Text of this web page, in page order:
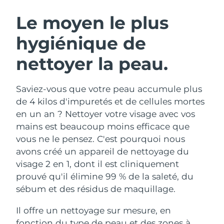
Le moyen le plus
hygiénique de
nettoyer la peau.
Saviez-vous que votre peau accumule plus
de 4 kilos d'impuretés et de cellules mortes
en un an ? Nettoyer votre visage avec vos
mains est beaucoup moins efficace que
vous ne le pensez. C'est pourquoi nous
avons créé un appareil de nettoyage du
visage 2 en 1, dont il est cliniquement
prouvé qu'il élimine 99 % de la saleté, du
sébum et des résidus de maquillage.
Il offre un nettoyage sur mesure, en
Nettoyage du visage
Anti-aging massage
LUNA™ 4 Plus
Massage, LED heating
LUNA™ 4 Men
For men, anti-aging massage
Lifting
Microcurrent toning
BEAR™ 2 go
Microcurrent toning on-the-go
BEAR™ 2 eyes & lips
Microcurrent line smoothing device
Hydratation
UFO™ 3 coffret
Deep facial hydration
UFO™ 3 LED
Near-infrared and red light therapy
device
Soin bucco-dentaire
issa™ 4
Hybrid silicone sonic toothbrush
issa™ 4 plus
FAQ™ TRAITEMENT ANTI-ÂGE
Anti-âge Traitements LED
NEW
Autriche Livraison estimée
Bahreïn Livraison estimée
Belgique Livraison estimée
Bermudes Livraison estimée8/17/26
Bosnie-Herzégovine Livraison estimée
Livraison estimée
Bulgarie Livraison estimée8/11/26
Canada Livraison estimée8/15/26